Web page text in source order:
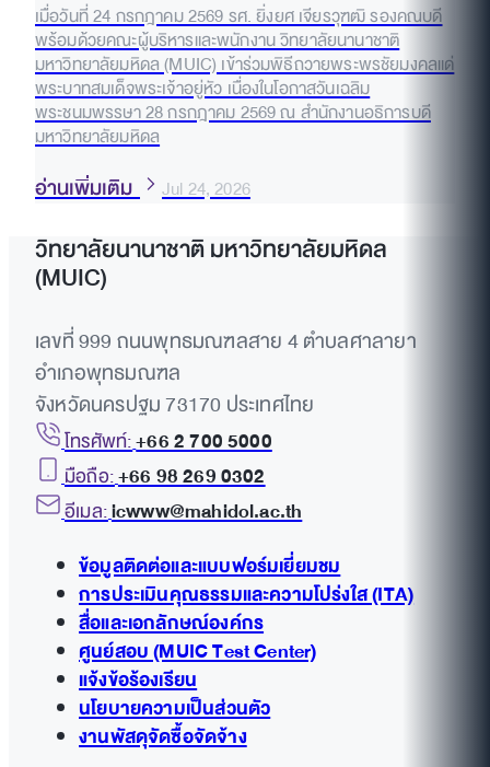
เมื่อวันที่ 24 กรกฎาคม 2569 รศ. ยิ่งยศ เจียรวุฑฒิ รองคณบดี
พร้อมด้วยคณะผู้บริหารและพนักงาน วิทยาลัยนานาชาติ
มหาวิทยาลัยมหิดล (MUIC) เข้าร่วมพิธีถวายพระพรชัยมงคลแด่
พระบาทสมเด็จพระเจ้าอยู่หัว เนื่องในโอกาสวันเฉลิม
พระชนมพรรษา 28 กรกฎาคม 2569 ณ สำนักงานอธิการบดี
มหาวิทยาลัยมหิดล
อ่านเพิ่มเติม Jul 24, 2026
วิทยาลัยนานาชาติ มหาวิทยาลัยมหิดล
(MUIC)
เลขที่ 999 ถนนพุทธมณฑลสาย 4 ตำบลศาลายา
อำเภอพุทธมณฑล
จังหวัดนครปฐม 73170 ประเทศไทย
โทรศัพท์:+66 2 700 5000
มือถือ:+66 98 269 0302
อีเมล:icwww@mahidol.ac.th
ข้อมูลติดต่อและแบบฟอร์มเยี่ยมชม
การประเมินคุณธรรมและความโปร่งใส (ITA)
สื่อและเอกลักษณ์องค์กร
ศูนย์สอบ (MUIC Test Center)
แจ้งข้อร้องเรียน
นโยบายความเป็นส่วนตัว
งานพัสดุจัดซื้อจัดจ้าง